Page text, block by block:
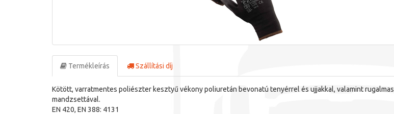
Termékleírás Szállítási díj
Kötött, varratmentes poliészter kesztyű vékony poliuretán bevonatú tenyérrel és ujjakkal, valamint rugalmas
mandzsettával.
EN 420, EN 388: 4131